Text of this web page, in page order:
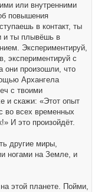
или внутренними
повышения
в контакт, ты
и ты плывёшь в
Экспериментируй,
экспериментируй с
они произошли, что
Архангела
с твоими
и скажи: «Этот опыт
во всех временных
И это произойдёт.
другие миры,
ногами на Земле, и
этой планете. Пойми,